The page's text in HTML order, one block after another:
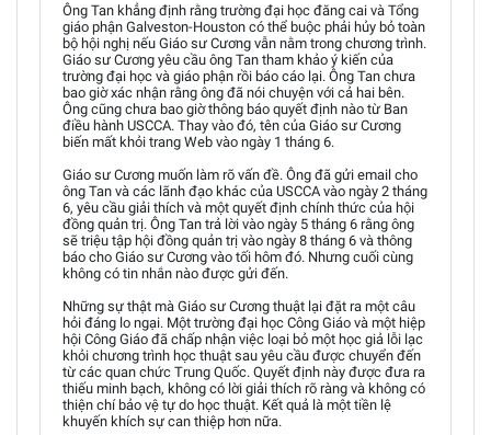
Ông Tan khẳng định rằng trường đại học đăng cai và Tổng
giáo phận Galveston-Houston có thể buộc phải hủy bỏ toàn
bộ hội nghị nếu Giáo sư Cương vẫn nằm trong chương trình.
Giáo sư Cương yêu cầu ông Tan tham khảo ý kiến của
trường đại học và giáo phận rồi báo cáo lại. Ông Tan chưa
bao giờ xác nhận rằng ông đã nói chuyện với cả hai bên.
Ông cũng chưa bao giờ thông báo quyết định nào từ Ban
điều hành USCCA. Thay vào đó, tên của Giáo sư Cương
biến mất khỏi trang Web vào ngày 1 tháng 6.
Giáo sư Cương muốn làm rõ vấn đề. Ông đã gửi email cho
ông Tan và các lãnh đạo khác của USCCA vào ngày 2 tháng
6, yêu cầu giải thích và một quyết định chính thức của hội
đồng quản trị. Ông Tan trả lời vào ngày 5 tháng 6 rằng ông
sẽ triệu tập hội đồng quản trị vào ngày 8 tháng 6 và thông
báo cho Giáo sư Cương vào tối hôm đó. Nhưng cuối cùng
không có tin nhắn nào được gửi đến.
Những sự thật mà Giáo sư Cương thuật lại đặt ra một câu
hỏi đáng lo ngại. Một trường đại học Công Giáo và một hiệp
hội Công Giáo đã chấp nhận việc loại bỏ một học giả lỗi lạc
khỏi chương trình học thuật sau yêu cầu được chuyển đến
từ các quan chức Trung Quốc. Quyết định này được đưa ra
thiếu minh bạch, không có lời giải thích rõ ràng và không có
thiện chí bảo vệ tự do học thuật. Kết quả là một tiền lệ
khuyến khích sự can thiệp hơn nữa.